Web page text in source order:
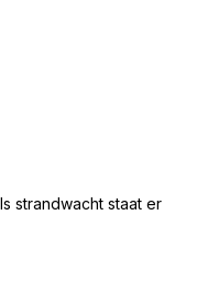
strandwacht staat er